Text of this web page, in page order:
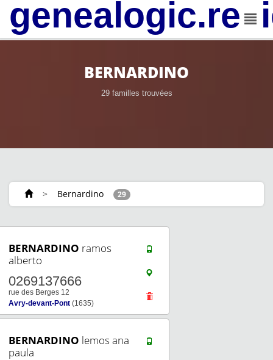
BERNARDINO
29 familles trouvées
> Bernardino 29
BERNARDINO ramos
alberto
0269137666
rue des Berges 12
Avry-devant-Pont (1635)
BERNARDINO lemos ana
paula